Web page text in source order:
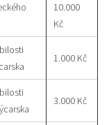
10.000
Kč
1.000 Kč
3.000 Kč